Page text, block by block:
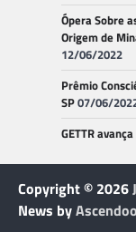
Ópera Sobre
Origem de
12/06/2022
Prêmio
SP07/06/
GETTR
Copyright © 2026
News by